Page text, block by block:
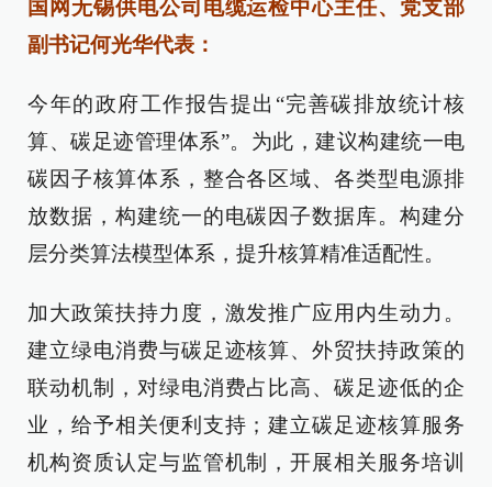
国网无锡供电公司电缆运检中心主任、党支部
副书记何光华代表：
今年的政府工作报告提出“完善碳排放统计核
算、碳足迹管理体系”。为此，建议构建统一电
碳因子核算体系，整合各区域、各类型电源排
放数据，构建统一的电碳因子数据库。构建分
层分类算法模型体系，提升核算精准适配性。
加大政策扶持力度，激发推广应用内生动力。
建立绿电消费与碳足迹核算、外贸扶持政策的
联动机制，对绿电消费占比高、碳足迹低的企
业，给予相关便利支持；建立碳足迹核算服务
机构资质认定与监管机制，开展相关服务培训